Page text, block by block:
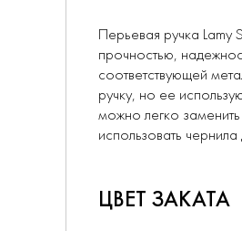
Перьевая ручка Lamy
прочностью,
соответствующей
ручку, но ее
можно легко
использовать
ЦВЕТ ЗАКАТА